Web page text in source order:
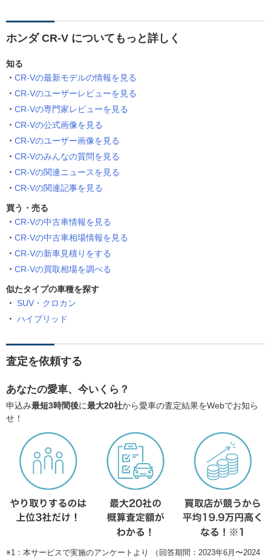
ホンダ CR-V についてもっと詳しく
知る
CR-Vの最新モデルの情報を見る
CR-Vのユーザーレビューを見る
CR-Vの専門家レビューを見る
CR-Vの公式画像を見る
CR-Vのユーザー画像を見る
CR-Vのみんなの質問を見る
CR-Vの関連ニュースを見る
CR-Vの関連記事を見る
買う・売る
CR-Vの中古車情報を見る
CR-Vの中古車相場情報を見る
CR-Vの新車見積りをする
CR-Vの買取相場を調べる
似たタイプの車種を探す
SUV・クロカン
ハイブリッド
査定を依頼する
あなたの愛車、今いくら？
申込み最短3時間後に最大20社から愛車の査定結果をWebでお知ら
せ！
※1：本サービスで実施のアンケートより （回答期間：2023年6月〜2024